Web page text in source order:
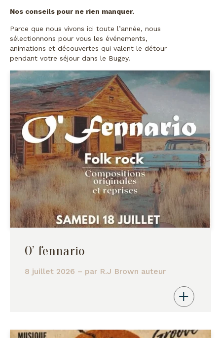
Nos conseils pour ne rien manquer.
Parce que nous vivons ici toute l’année, nous
sélectionnons pour vous les événements,
animations et découvertes qui valent le détour
pendant votre séjour dans le Bugey.
O’ fennario
8 juillet 2026 – par R.J Brown auteur